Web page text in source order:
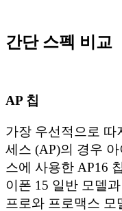
간단 스펙 비교
AP 칩
가장 우선적으로 따
세스 (AP)의 경우
스에 사용한 AP16
이폰 15 일반 모델
프로와 프로맥스